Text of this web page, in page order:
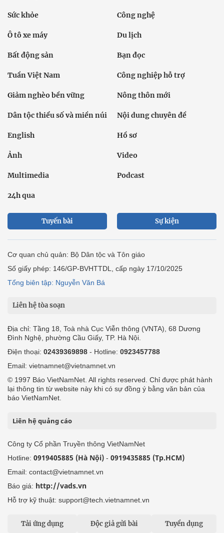
Sức khỏe Công nghệ
Ô tô xe máy Du lịch
Bất động sản Bạn đọc
Tuần Việt Nam Công nghiệp hỗ trợ
Giảm nghèo bền vững Nông thôn mới
Dân tộc thiểu số và miền núi Nội dung chuyên đề
English Hồ sơ
Ảnh Video
Multimedia Podcast
24h qua
Tuyến bài Sự kiện
Cơ quan chủ quản: Bộ Dân tộc và Tôn giáo
Số giấy phép: 146/GP-BVHTTDL, cấp ngày 17/10/2025
Tổng biên tập: Nguyễn Văn Bá
Liên hệ tòa soạn
Địa chỉ: Tầng 18, Toà nhà Cục Viễn thông (VNTA), 68 Dương
Đình Nghệ, phường Cầu Giấy, TP. Hà Nội.
Điện thoại: 02439369898 - Hotline: 0923457788
Email: vietnamnet@vietnamnet.vn
© 1997 Báo VietNamNet. All rights reserved. Chỉ được phát hành
lại thông tin từ website này khi có sự đồng ý bằng văn bản của
báo VietNamNet.
Liên hệ quảng cáo
Công ty Cổ phần Truyền thông VietNamNet
Hotline: 0919405885 (Hà Nội) - 0919435885 (Tp.HCM)
Email: contact@vietnamnet.vn
Báo giá: http://vads.vn
Hỗ trợ kỹ thuật: support@tech.vietnamnet.vn
Tải ứng dụng Độc giả gửi bài Tuyển dụng